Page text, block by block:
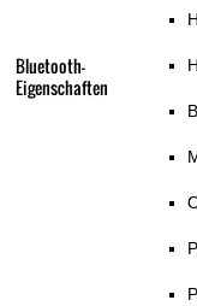
Bluetooth-
Eigenschaften